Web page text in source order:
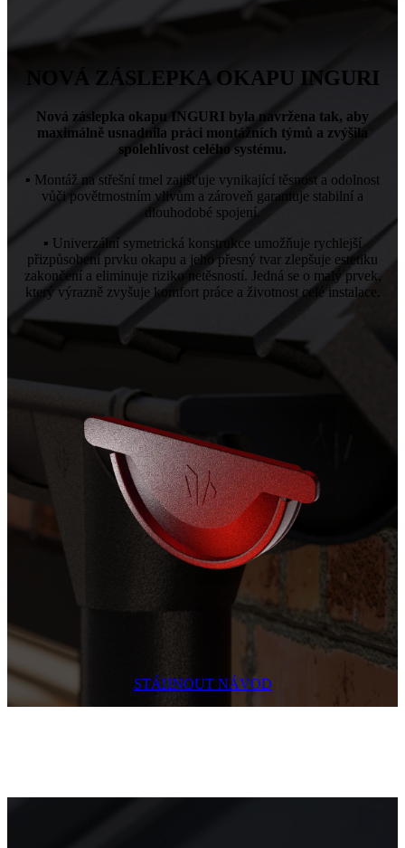
NOVÁ ZÁSLEPKA OKAPU INGURI
Nová záslepka okapu INGURI byla navržena tak, aby
maximálně usnadnila práci montážních týmů a zvýšila
spolehlivost celého systému.
▪ Montáž na střešní tmel zajišťuje vynikající těsnost a odolnost
vůči povětrnostním vlivům a zároveň garantuje stabilní a
dlouhodobé spojení.
▪ Univerzální symetrická konstrukce umožňuje rychlejší
přizpůsobení prvku okapu a jeho přesný tvar zlepšuje estetiku
zakončení a eliminuje riziko netěsností. Jedná se o malý prvek,
který výrazně zvyšuje komfort práce a životnost celé instalace.
STÁHNOUT NÁVOD